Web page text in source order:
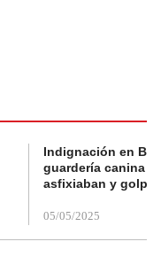
Indignación en
guardería canina
asfixiaban y
05/05/2025